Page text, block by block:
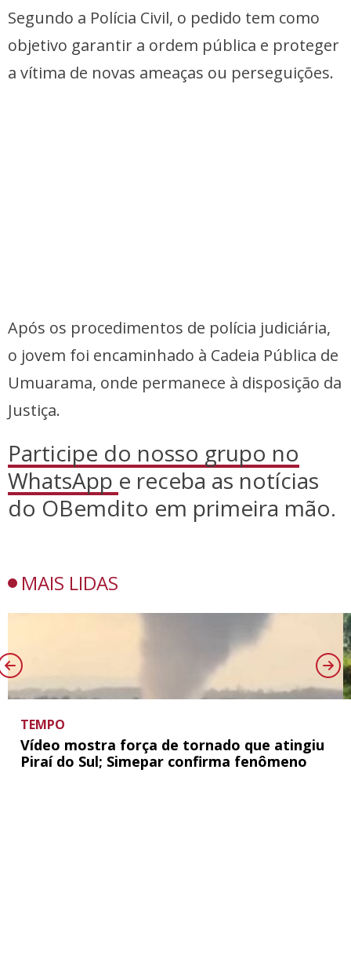
Segundo a Polícia Civil, o pedido tem como
objetivo garantir a ordem pública e proteger
a vítima de novas ameaças ou perseguições.
Após os procedimentos de polícia judiciária,
o jovem foi encaminhado à Cadeia Pública de
Umuarama, onde permanece à disposição da
Justiça.
Participe do nosso grupo no
WhatsApp e receba as notícias
do OBemdito em primeira mão.
MAIS LIDAS
TEMPO
Vídeo mostra força de tornado que atingiu
Piraí do Sul; Simepar confirma fenômeno